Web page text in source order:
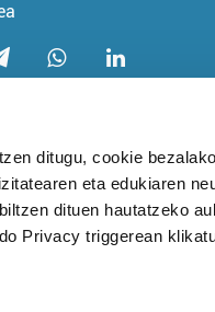
ditugu, cookie
eta edukiaren
dituen hautatzeko
Privacy triggerean
Pribatutasun